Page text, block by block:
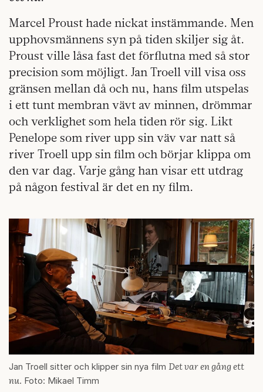
Marcel Proust hade nickat instämmande. Men
upphovsmännens syn på tiden skiljer sig åt.
Proust ville låsa fast det förflutna med så stor
precision som möjligt. Jan Troell vill visa oss
gränsen mellan då och nu, hans film utspelas
i ett tunt membran vävt av minnen, drömmar
och verklighet som hela tiden rör sig. Likt
Penelope som river upp sin väv var natt så
river Troell upp sin film och börjar klippa om
den var dag. Varje gång han visar ett utdrag
på någon festival är det en ny film.
Jan Troell sitter och klipper sin nya film Det var en gång ett
nu. Foto: Mikael Timm